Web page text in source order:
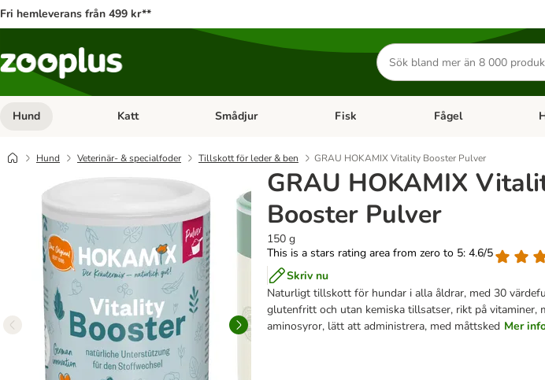
Fri hemleverans från 499 kr**
Sök
efter
produkter
Hund Open category menu: Hund
Katt Open category menu: Katt
Smådjur Open category menu: Smådjur
Fisk Open category menu:
Fågel
Hund Veterinär- & specialfoder Tillskott för leder & ben GRAU HOKAMIX Vitality Booster Pulver
GRAU HOKAMIX
Booster Pulver
150 g
This is a stars rating area from zero to 5: 4.6/5
Skriv nu
Naturligt tillskott för hundar i alla åldrar, med 30
glutenfritt och utan kemiska tillsatser, rikt på vitaminer,
aminosyror, lätt att administrera, med måttsked Mer